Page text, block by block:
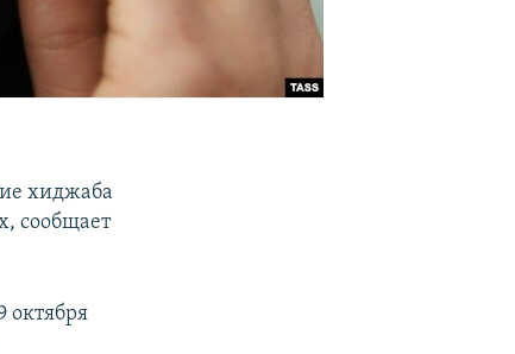
хиджаба
сообщает
октября